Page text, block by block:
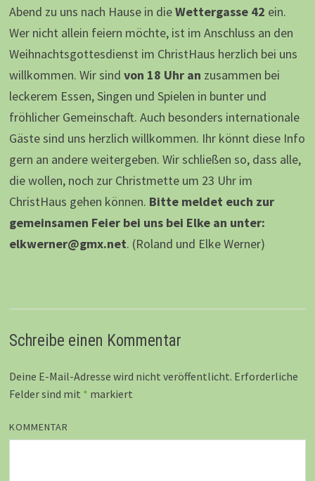
Abend zu uns nach Hause in dieWettergasse 42 ein.
Wer nicht allein feiern möchte, ist im Anschluss an den
Weihnachtsgottesdienst im ChristHaus herzlich bei uns
willkommen. Wir sind von 18 Uhr an zusammen bei
leckerem Essen, Singen und Spielen in bunter und
fröhlicher Gemeinschaft. Auch besonders internationale
Gäste sind uns herzlich willkommen. Ihr könnt diese Info
gern an andere weitergeben. Wir schließen so, dass alle,
die wollen, noch zur Christmette um 23 Uhr im
ChristHaus gehen können. Bitte meldet euch zur
gemeinsamen Feier bei uns bei Elke an unter:
elkwerner@gmx.net. (Roland und Elke Werner)
Schreibe einen Kommentar
Deine E-Mail-Adresse wird nicht veröffentlicht. Erforderliche
Felder sind mit * markiert
KOMMENTAR